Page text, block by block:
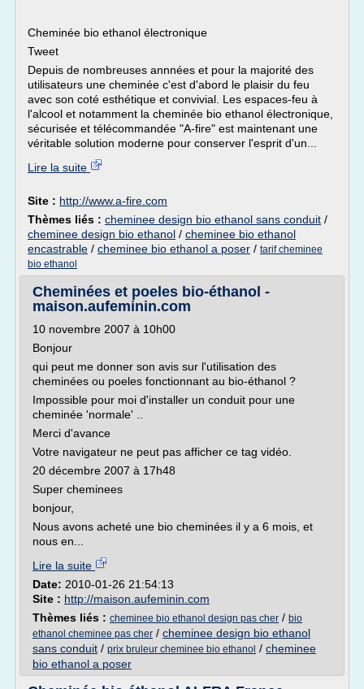
Cheminée bio ethanol électronique
Tweet
Depuis de nombreuses annnées et pour la majorité des
utilisateurs une cheminée c'est d'abord le plaisir du feu
avec son coté esthétique et convivial. Les espaces-feu à
l'alcool et notamment la cheminée bio ethanol électronique,
sécurisée et télécommandée "A-fire" est maintenant une
véritable solution moderne pour conserver l'esprit d'un...
Lire la suite
Site : http://www.a-fire.com
Thèmes liés : cheminee design bio ethanol sans conduit /
cheminee design bio ethanol / cheminee bio ethanol
encastrable / cheminee bio ethanol a poser / tarif cheminee
bio ethanol
Cheminées et poeles bio-éthanol -
maison.aufeminin.com
10 novembre 2007 à 10h00
Bonjour
qui peut me donner son avis sur l'utilisation des
cheminées ou poeles fonctionnant au bio-éthanol ?
Impossible pour moi d'installer un conduit pour une
cheminée 'normale' ..
Merci d'avance
Votre navigateur ne peut pas afficher ce tag vidéo.
20 décembre 2007 à 17h48
Super cheminees
bonjour,
Nous avons acheté une bio cheminées il y a 6 mois, et
nous en...
Lire la suite
Date: 2010-01-26 21:54:13
Site : http://maison.aufeminin.com
Thèmes liés : cheminee bio ethanol design pas cher / bio
ethanol cheminee pas cher / cheminee design bio ethanol
sans conduit / prix bruleur cheminee bio ethanol / cheminee
bio ethanol a poser